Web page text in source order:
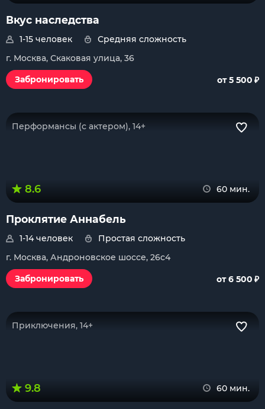
Вкус наследства
1-15 человек
Средняя сложность
г. Москва, Скаковая улица, 36
Забронировать
от 5 500 ₽
Перформансы (с актером), 14+
8.6 60 мин.
Проклятие Аннабель
1-14 человек
Простая сложность
г. Москва, Андроновское шоссе, 26с4
Забронировать
от 6 500 ₽
Приключения, 14+
9.8 60 мин.